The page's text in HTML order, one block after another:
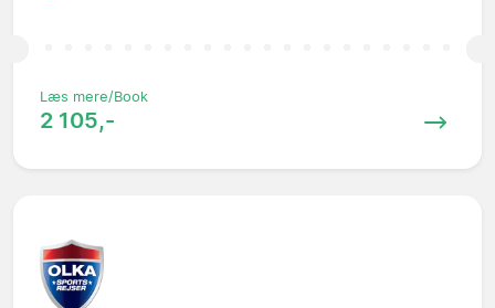
Læs mere/Book
2 105,-